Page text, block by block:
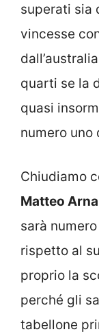
superati sia
vincesse
quarti se la
quasi
numero uno
Chiudiamo
Matteo
sarà
rispetto al
proprio la
perché gli
tabellone